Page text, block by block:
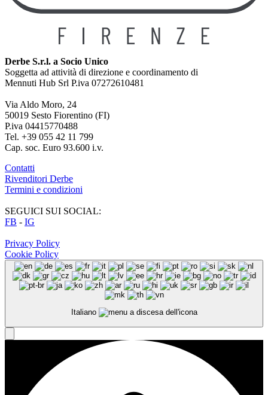
Derbe S.r.l. a Socio Unico
Soggetta ad attività di direzione e coordinamento di
Mennuti Hub Srl P.iva 07272610481
Via Aldo Moro, 24
50019 Sesto Fiorentino (FI)
P.iva 04415770488
Tel. +39 055 42 11 799
Cap. soc. Euro 93.600 i.v.
Contatti
Rivenditori Derbe
Termini e condizioni
SEGUICI SUI SOCIAL:
FB - IG
Privacy Policy
Cookie Policy
Italiano